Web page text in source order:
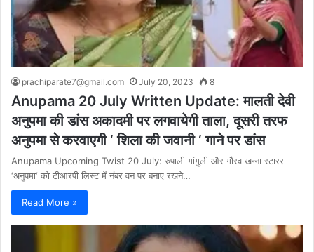
prachiparate7@gmail.com July 20, 2023 8
Anupama 20 July Written Update: मालती देवी
अनुपमा की डांस अकादमी पर लगवायेगी ताला, दूसरी तरफ
अनुपमा से करवाएगी ‘ शिला की जवानी ‘ गाने पर डांस
Anupama Upcoming Twist 20 July: रुपाली गांगुली और गौरव खन्ना स्टारर
‘अनुपमा‘ को टीआरपी लिस्ट में नंबर वन पर बनाए रखने…
Read More »